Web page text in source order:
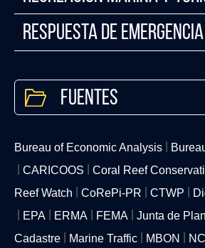
Respuesta de Emergencia
Fuentes
Bureau of Economic Analysis
CARICOOS
Coral Reef
Reef Watch
CoRePi-PR CTWP
EPA
ERMA FEMA Junta de
Cadastre
Marine Traffic MBON